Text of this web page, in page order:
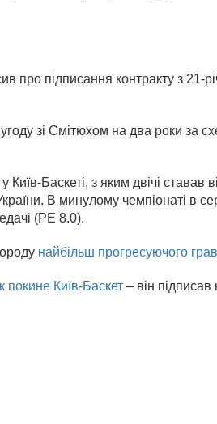
про підписання контракту з 21-
зі Смітюхом на два роки за
Баскеті, з яким двічі ставав
В минулому чемпіонаті в
(РЕ 8.0).
найбільш прогресуючого
Київ-Баскет – він підписав